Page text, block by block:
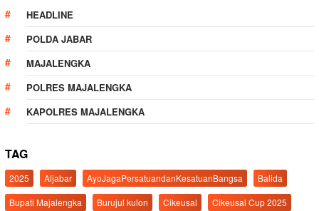
HEADLINE
POLDA JABAR
MAJALENGKA
POLRES MAJALENGKA
KAPOLRES MAJALENGKA
TAG
2025 Aljabar AyoJagaPersatuandanKesatuanBangsa
Balida
Bupati Majalengka
Burujul kulon Cikeusal Cikeusal Cup 2025